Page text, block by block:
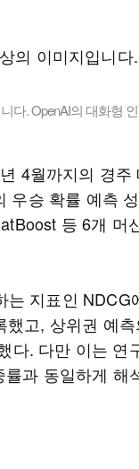
다. OpenAI의 대화형
4월까지의 경주
승 확률 예측
등 6개 머
는 지표인 NDCG
고, 상위권 예측
다. 다만 이는 연
과 동일하게 해